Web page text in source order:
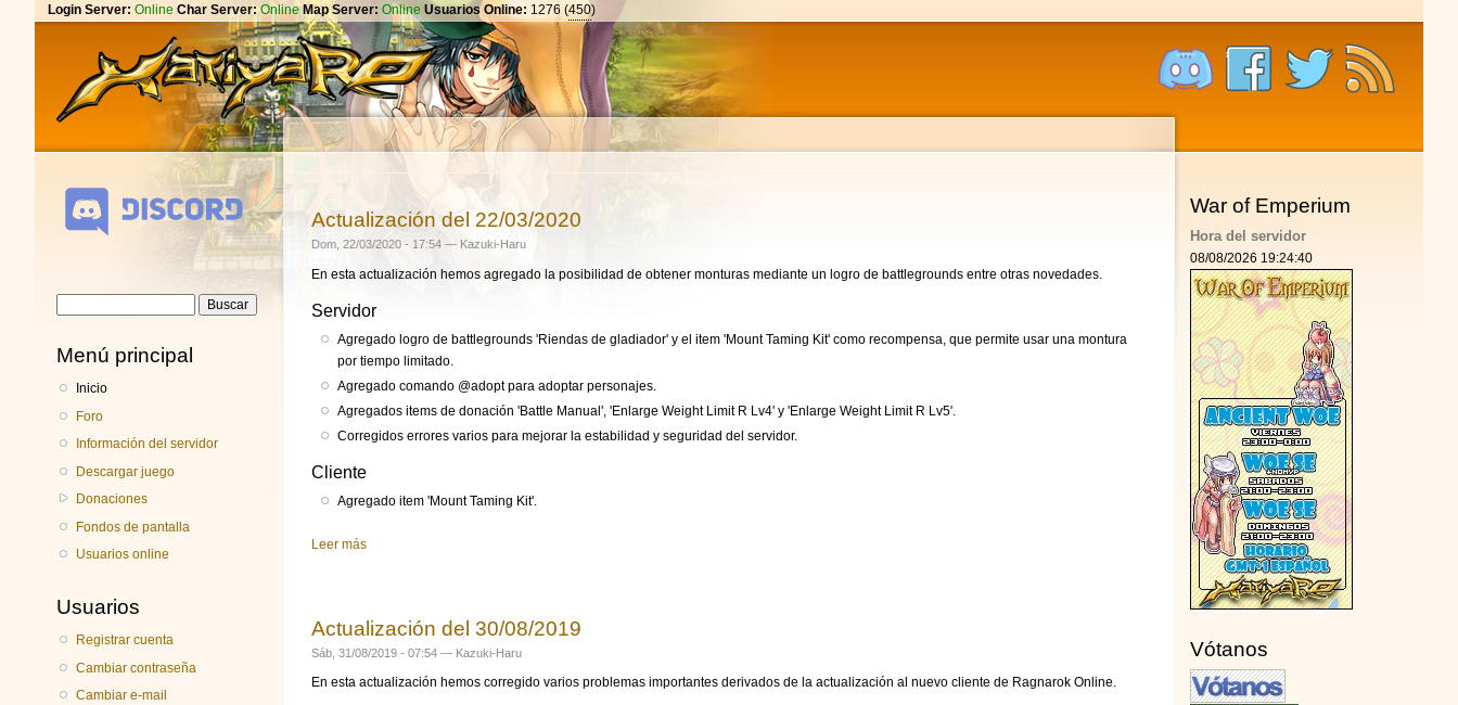
contenido
principal
Login Server:OnlineChar Server:Online Map Server:OnlineUsuarios Online: 1276(450)
Menú principal
Inicio
Foro
Información del servidor
Descargar juego
Donaciones
Fondos de pantalla
Usuarios online
Usuarios
Registrar cuenta
Cambiar contraseña
Cambiar e-mail
Actualización del 22/03/2020
Dom, 22/03/2020 - 17:54 — Kazuki-Haru
En esta actualización hemos agregado la posibilidad de obtener monturas mediante un logro de battlegrounds entre otras novedades.
Servidor
Agregado logro de battlegrounds 'Riendas de gladiador' y el item 'Mount Taming Kit' como recompensa, que permite usar una montura
por tiempo limitado.
Agregado comando @adopt para adoptar personajes.
Agregados items de donación 'Battle Manual', 'Enlarge Weight Limit R Lv4' y 'Enlarge Weight Limit R Lv5'.
Corregidos errores varios para mejorar la estabilidad y seguridad del servidor.
Cliente
Agregado item 'Mount Taming Kit'.
Leer más
Actualización del 30/08/2019
Sáb, 31/08/2019 - 07:54 — Kazuki-Haru
En esta actualización hemos corregido varios problemas importantes derivados de la actualización al nuevo cliente de Ragnarok Online.
War of Emperium
Hora del servidor
08/08/2026 19:24:41
Vótanos